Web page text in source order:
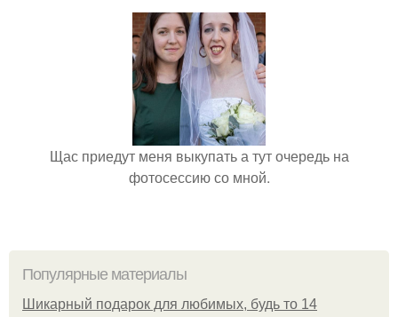
Щас приедут меня выкупать а тут очередь на
фотосессию со мной.
Популярные материалы
Шикарный подарок для любимых, будь то 14